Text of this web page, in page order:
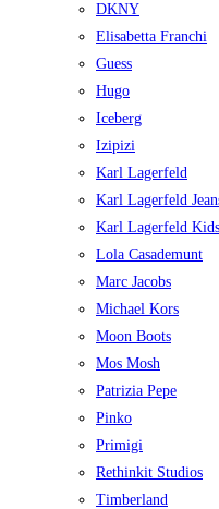
DKNY
Elisabetta Franchi
Guess
Hugo
Iceberg
Izipizi
Karl Lagerfeld
Karl Lagerfeld
Karl Lagerfeld Kids
Lola Casademunt
Marc Jacobs
Michael Kors
Moon Boots
Mos Mosh
Patrizia Pepe
Pinko
Primigi
Rethinkit Studios
Timberland